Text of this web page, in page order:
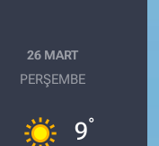
26 MART
PERŞEMBE
9°